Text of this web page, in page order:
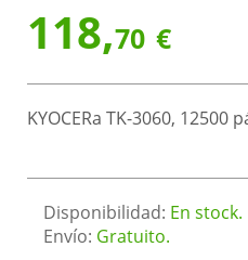
118,70 €
KYOCERa TK-3060, 12500
Disponibilidad: En stock.
Envío: Gratuito.